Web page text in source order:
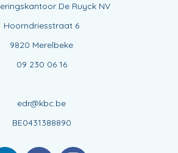
De Ruyck NV
Hoorndriesstraat 6
9820 Merelbeke
09 230 06 16
edr@kbc.be
BE0431388890